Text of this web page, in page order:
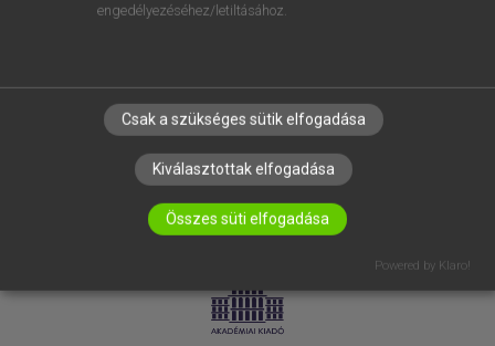
LICENCSZERZŐDÉS ADATVÉDELEM
engedélyezéséhez/letiltásához.
Csak a szükséges sütik elfogadása
Kiválasztottak elfogadása
Összes süti elfogadása
Powered by Klaro!